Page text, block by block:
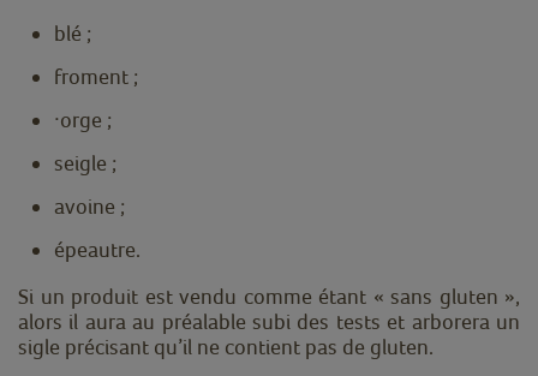
blé ;
froment ;
·orge ;
seigle ;
avoine ;
épeautre.
Si un produit est vendu comme étant « sans gluten »,
alors il aura au préalable subi des tests et arborera un
sigle précisant qu’il ne contient pas de gluten.